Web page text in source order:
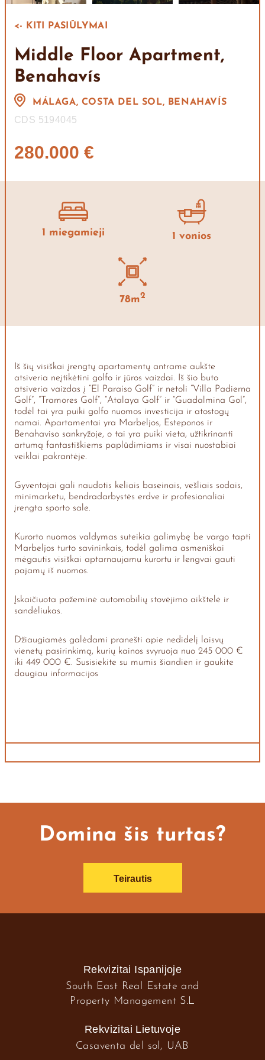
<- KITI PASIŪLYMAI
Middle Floor Apartment,
Benahavís
MÁLAGA, COSTA DEL SOL, BENAHAVÍS
CDS 5194045
280.000 €
1 miegamieji 1 vonios
78m2
Iš šių visiškai įrengtų apartamentų antrame aukšte
atsiveria neįtikėtini golfo ir jūros vaizdai. Iš šio buto
atsiveria vaizdas į “El Paraíso Golf” ir netoli “Villa Padierna
Golf”, “Tramores Golf”, “Atalaya Golf” ir “Guadalmina Gol”,
todėl tai yra puiki golfo nuomos investicija ir atostogų
namai. Apartamentai yra Marbeljos, Esteponos ir
Benahaviso sankryžoje, o tai yra puiki vieta, užtikrinanti
artumą fantastiškiems paplūdimiams ir visai nuostabiai
veiklai pakrantėje.
Gyventojai gali naudotis keliais baseinais, vešliais sodais,
minimarketu, bendradarbystės erdve ir profesionaliai
įrengta sporto sale.
Kurorto nuomos valdymas suteikia galimybę be vargo tapti
Marbeljos turto savininkais, todėl galima asmeniškai
mėgautis visiškai aptarnaujamu kurortu ir lengvai gauti
pajamų iš nuomos.
Įskaičiuota požeminė automobilių stovėjimo aikštelė ir
sandėliukas.
Džiaugiamės galėdami pranešti apie nedidelį laisvų
vienetų pasirinkimą, kurių kainos svyruoja nuo 245 000 €
iki 449 000 €. Susisiekite su mumis šiandien ir gaukite
daugiau informacijos
Domina šis turtas?
Teirautis
Rekvizitai Ispanijoje
South East Real Estate and
Property Management S.L
Rekvizitai Lietuvoje
Casaventa del sol, UAB